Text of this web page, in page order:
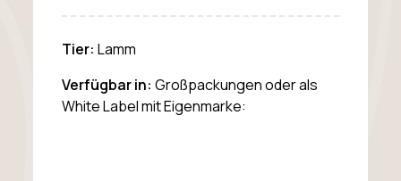
Tier:Lamm
Verfügbar in:Großpackungen oder als
White Label mit Eigenmarke: